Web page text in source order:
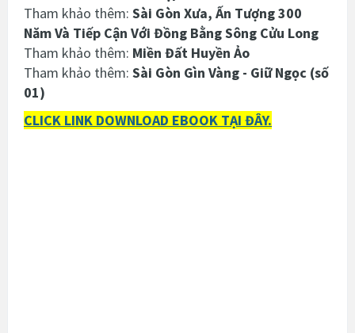
Tham khảo thêm: Sài Gòn Xưa, Ấn Tượng 300
Năm Và Tiếp Cận Với Đồng Bằng Sông Cửu Long
Tham khảo thêm: Miền Đất Huyền Ảo
Tham khảo thêm: Sài Gòn Gìn Vàng - Giữ Ngọc (số
01)
CLICK LINK DOWNLOAD EBOOK TẠI ĐÂY.